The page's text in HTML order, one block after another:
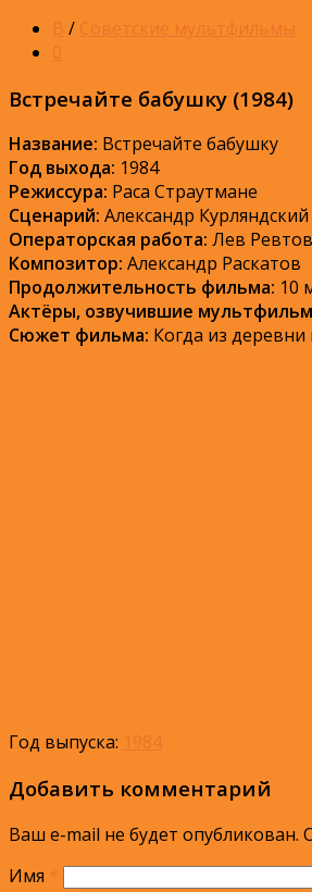
В / Советские мультфильмы
0
Встречайте бабушку (1984)
Название: Встречайте бабушку
Год выхода: 1984
Режиссура: Раса Страутмане
Сценарий: Александр Курляндский
Операторская работа: Лев Ревтов
Композитор: Александр Раскатов
Продолжительность фильма: 10
Актёры, озвучившие
Сюжет фильма: Когда из
Год выпуска: 1984
Добавить комментарий
Ваш e-mail не будет опубликован.
Имя *